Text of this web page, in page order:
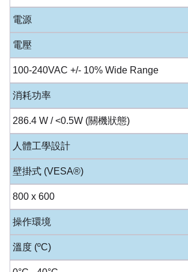
電源
電壓
100-240VAC +/- 10% Wide Range
消耗功率
286.4 W / <0.5W (關機狀態)
人體工學設計
壁掛式 (VESA®)
800 x 600
操作環境
溫度 (ºC)